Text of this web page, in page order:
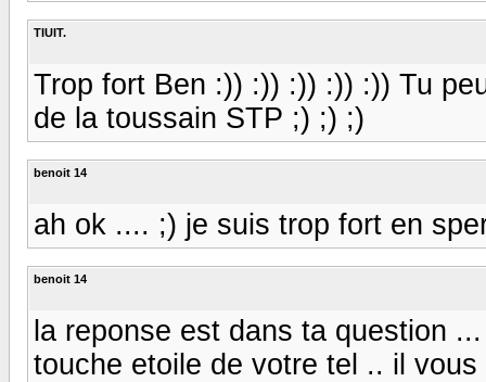
TIUIT.
Trop fort Ben :)) :)) :)) :)) :)) Tu
de la toussain STP ;) ;) ;)
benoit 14
ah ok .... ;) je suis trop fort en
benoit 14
la reponse est dans ta question
touche etoile de votre tel .. il